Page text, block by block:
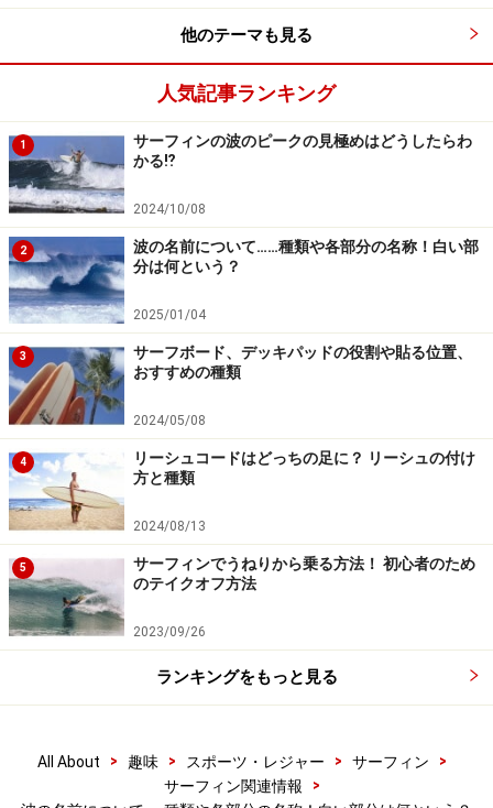
ここで気持ちよくターン出来たら最高！
■フェイス
波のトップからボトムまでの斜面のことで、加速したり
アクション（技）をするのに一番使われる波の斜面のこ
と。ボードがとても滑りやすいので、スピードをつける
のに最適なポイントになります。初心者がここで波に乗
ろうとすると、波に巻かれるので要注意。
とても大切で基本的なテクニック、ボトムターンはここで
■ボトム
波の一番下の平らな部分のこと。ここは大きなアクショ
ン（技）などをする時などに通る。サーフィンの基本的
ターンのひとつ、ボトムターンはここで行います。
■トップ
波がこれから崩れようとする部分のこと。この部分は、
他のテーマも見る
人気記事ランキング
1
サーフィンの波のピークの見極めはどうしたらわ
かる⁉
2024/10/08
2
波の名前について……種類や各部分の名称！白い部
分は何という？
2025/01/04
3
サーフボード、デッキパッドの役割や貼る位置、
おすすめの種類
2024/05/08
4
リーシュコードはどっちの足に？ リーシュの付け
方と種類
2024/08/13
5
サーフィンでうねりから乗る方法！ 初心者のため
のテイクオフ方法
2023/09/26
ランキングをもっと見る
All About > 趣味 > スポーツ・レジャー > サーフィン
>
サーフィン関連情報
>